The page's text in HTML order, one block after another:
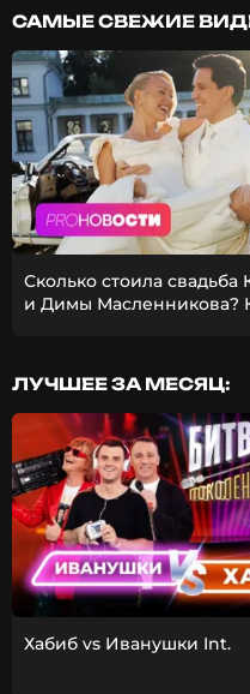
САМЫЕ СВЕЖИЕ
Сколько стоила свадьба
и Димы Масленникова?
ЛУЧШЕЕ ЗА МЕСЯЦ:
Хабиб vs Иванушки Int.